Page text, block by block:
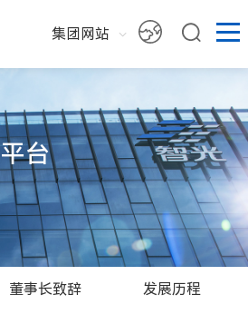
集团网站
台
董事长致辞 发展历程